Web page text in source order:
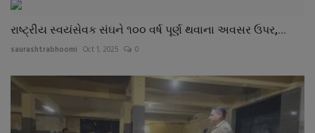
રાષ્ટ્રીય સ્વયંસેવક સંઘને ૧૦૦ વર્ષ પૂર્ણ થવાના અવસર ઉપર,...
saurashtrabhoomi Oct 1, 2025 0